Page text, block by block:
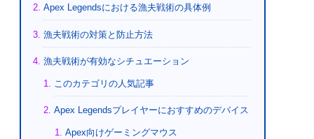
Apex Legendsにおける漁夫戦術の具体例
漁夫戦術の対策と防止方法
漁夫戦術が有効なシチュエーション
このカテゴリの人気記事
Apex Legendsプレイヤーにおすすめのデバイス
Apex向けゲーミングマウス